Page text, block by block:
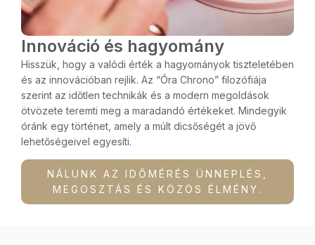
Innováció és hagyomány
Hisszük, hogy a valódi érték a hagyományok tiszteletében
és az innovációban rejlik. Az “Óra Chrono” filozófiája
szerint az időtlen technikák és a modern megoldások
ötvözete teremti meg a maradandó értékeket. Mindegyik
óránk egy történet, amely a múlt dicsőségét a jövő
lehetőségeivel egyesíti.
NÁLUNK AZ IDŐMÉRÉS ÜNNEPLÉS,
MEGOSZTÁS ÉS KÖZÖS ÉLMÉNY.